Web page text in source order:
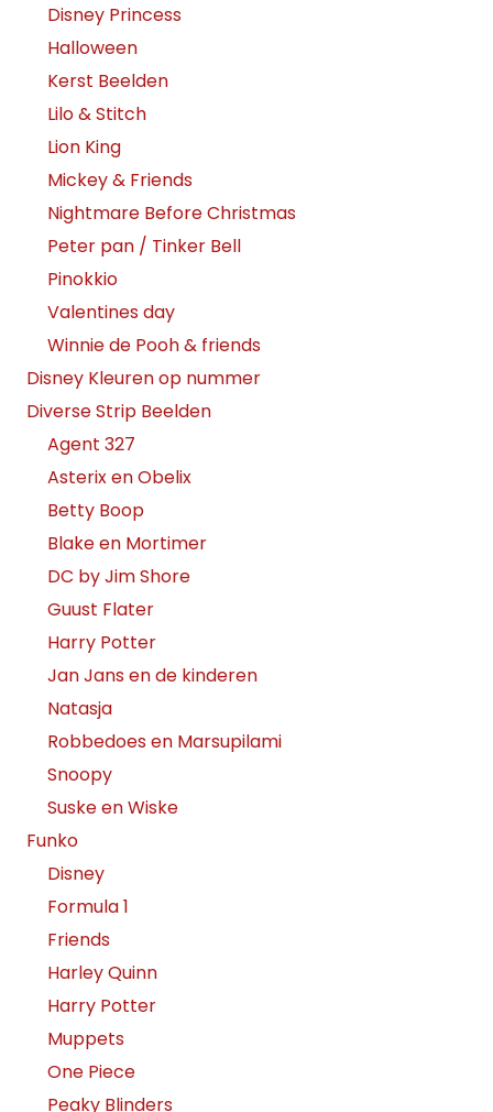
Disney Princess
Halloween
Kerst Beelden
Lilo & Stitch
Lion King
Mickey & Friends
Nightmare Before Christmas
Peter pan / Tinker Bell
Pinokkio
Valentines day
Winnie de Pooh & friends
Disney Kleuren op nummer
Diverse Strip Beelden
Agent 327
Asterix en Obelix
Betty Boop
Blake en Mortimer
DC by Jim Shore
Guust Flater
Harry Potter
Jan Jans en de kinderen
Natasja
Robbedoes en Marsupilami
Snoopy
Suske en Wiske
Funko
Disney
Formula 1
Friends
Harley Quinn
Harry Potter
Muppets
One Piece
Peaky Blinders